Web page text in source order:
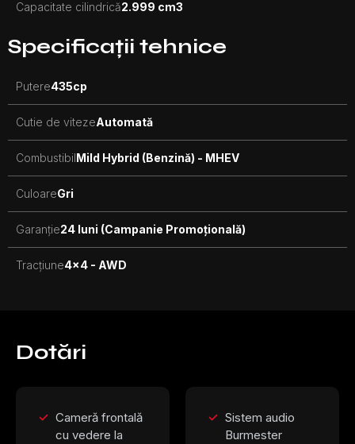
Capacitate cilindrică2.999 cm3
Specificații tehnice
Putere435cp
Cutie de vitezeAutomată
CombustibilMild Hybrid (Benzină) - MHEV
CuloareGri
Garanție24 luni (Campanie Promoțională)
Tracțiune4x4 - AWD
Dotări
Cameră frontală
cu vedere la
Sistem audio
Burmester